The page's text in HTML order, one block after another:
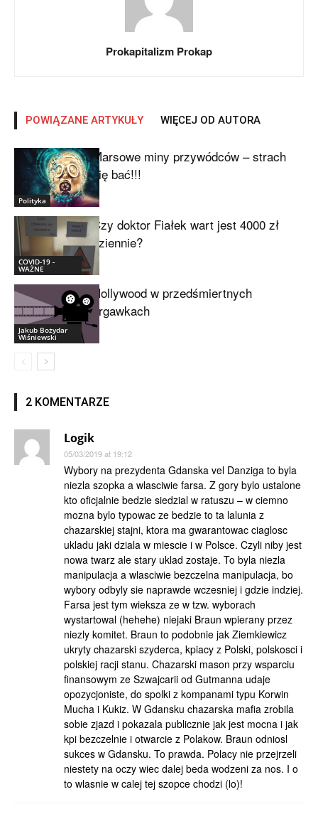
Prokapitalizm Prokap
POWIĄZANE ARTYKUŁY WIĘCEJ OD AUTORA
Polityka
Marsowe miny przywódców – strach
się bać!!!
COVID-19 -
WAŻNE
Czy doktor Fiałek wart jest 4000 zł
dziennie?
Jakub Bożydar
Wiśniewski
Hollywood w przedśmiertnych
drgawkach
2 KOMENTARZE
Logik
05/03/2019 at 19:12
Wybory na prezydenta Gdanska vel Danziga to byla
niezla szopka a wlasciwie farsa. Z gory bylo ustalone
kto oficjalnie bedzie siedzial w ratuszu – w ciemno
mozna bylo typowac ze bedzie to ta lalunia z
chazarskiej stajni, ktora ma gwarantowac ciaglosc
ukladu jaki dziala w miescie i w Polsce. Czyli niby jest
nowa twarz ale stary uklad zostaje. To byla niezla
manipulacja a wlasciwie bezczelna manipulacja, bo
wybory odbyly sie naprawde wczesniej i gdzie indziej.
Farsa jest tym wieksza ze w tzw. wyborach
wystartowal (hehehe) niejaki Braun wpierany przez
niezly komitet. Braun to podobnie jak Ziemkiewicz
ukryty chazarski szyderca, kpiacy z Polski, polskosci i
polskiej racji stanu. Chazarski mason przy wsparciu
finansowym ze Szwajcarii od Gutmanna udaje
opozycjoniste, do spolki z kompanami typu Korwin
Mucha i Kukiz. W Gdansku chazarska mafia zrobila
sobie zjazd i pokazala publicznie jak jest mocna i jak
kpi bezczelnie i otwarcie z Polakow. Braun odniosl
sukces w Gdansku. To prawda. Polacy nie przejrzeli
niestety na oczy wiec dalej beda wodzeni za nos. I o
to wlasnie w calej tej szopce chodzi (lo)!